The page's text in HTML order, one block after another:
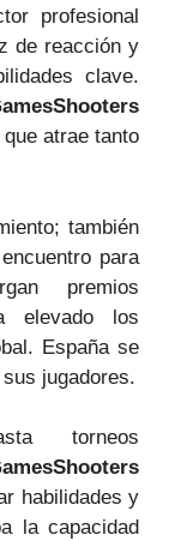
profesional
de reacción y
clave.
atrae tanto
también
para
premios
elevado los
España se
jugadores.
torneos
habilidades y
la capacidad